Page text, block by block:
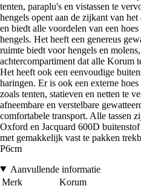
tenten, paraplu's en vistassen te
hengels opent aan de zijkant van
en biedt alle voordelen van een
hengels. Het heeft een genereus
ruimte biedt voor hengels en
achtercompartiment dat alle Korum
Het heeft ook een eenvoudige
haringen. Er is ook een externe
zoals tenten, statieven en netten te
afneembare en verstelbare
comfortabele transport. Alle tassen
Oxford en Jacquard 600D
met gemakkelijk vast te pakken
P6cm
Aanvullende informatie
Merk
Korum